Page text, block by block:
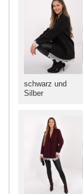
schwarz und
Silber